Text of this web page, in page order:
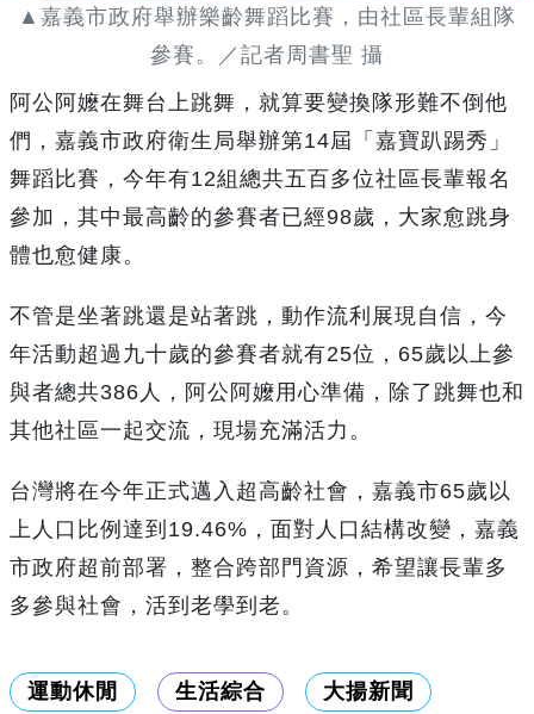
▲嘉義市政府舉辦樂齡舞蹈比賽，由社區長輩組隊
參賽。／記者周書聖 攝
阿公阿嬤在舞台上跳舞，就算要變換隊形難不倒他
們，嘉義市政府衛生局舉辦第14屆「嘉寶趴踢秀」
舞蹈比賽，今年有12組總共五百多位社區長輩報名
參加，其中最高齡的參賽者已經98歲，大家愈跳身
體也愈健康。
不管是坐著跳還是站著跳，動作流利展現自信，今
年活動超過九十歲的參賽者就有25位，65歲以上參
與者總共386人，阿公阿嬤用心準備，除了跳舞也和
其他社區一起交流，現場充滿活力。
台灣將在今年正式邁入超高齡社會，嘉義市65歲以
上人口比例達到19.46%，面對人口結構改變，嘉義
市政府超前部署，整合跨部門資源，希望讓長輩多
多參與社會，活到老學到老。
運動休閒 生活綜合 大揚新聞